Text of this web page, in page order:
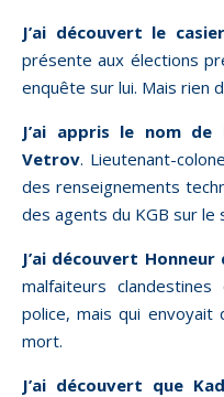
J’ai découvert le
présente aux élections
enquête sur lui. Mais rien
J’ai appris le nom
Vetrov. Lieutenant-
des renseignements
des agents du KGB sur le
J’ai découvert
malfaiteurs
police, mais qui
mort.
J’ai découvert que